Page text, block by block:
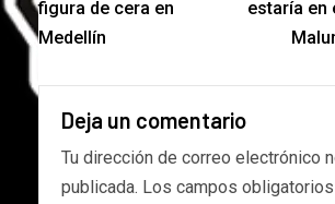
figura de cera en
Medellín
estaría en
Deja un comentario
Tu dirección de correo electrónico
publicada. Los campos